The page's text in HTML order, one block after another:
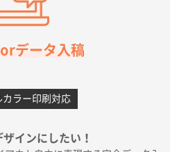
35号
5000枚
データ入稿
カラー印刷対応
インにしたい！